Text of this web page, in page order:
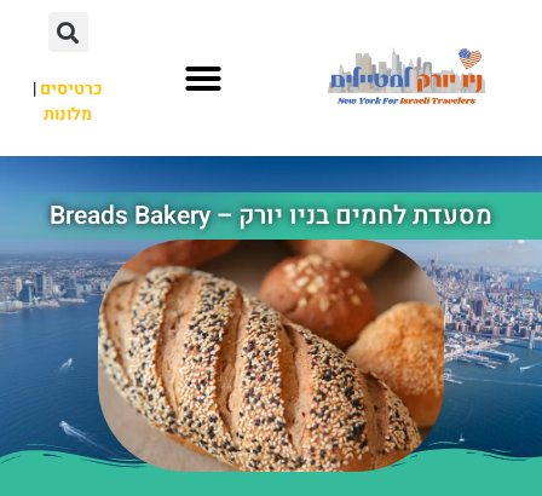
כרטיסים|
מלונות
מסעדת לחמים בניו יורק – Breads Bakery